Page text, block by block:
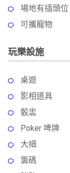
場地有插頭位
可攜寵物
玩樂設施
桌遊
影相道具
骰盅
Poker 啤牌
大細
籌碼